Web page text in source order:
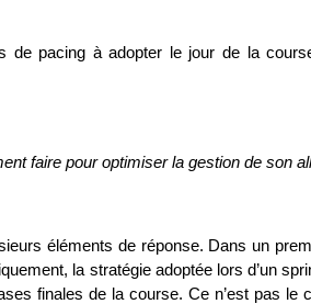
pacing à adopter le jour de la
faire pour optimiser la gestion de son
éléments de réponse. Dans un
la stratégie adoptée lors d’un
finales de la course. Ce n’est pas le